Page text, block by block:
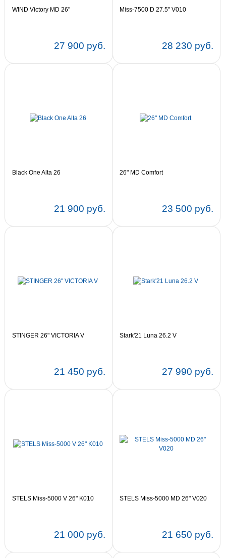
WIND Victory MD 26"
27 900 руб.
Miss-7500 D 27.5" V010
28 230 руб.
Black One Alta 26
21 900 руб.
26" MD Comfort
23 500 руб.
STINGER 26" VICTORIA V
21 450 руб.
Stark'21 Luna 26.2 V
27 990 руб.
STELS Miss-5000 V 26" K010
21 000 руб.
STELS Miss-5000 MD 26" V020
21 650 руб.